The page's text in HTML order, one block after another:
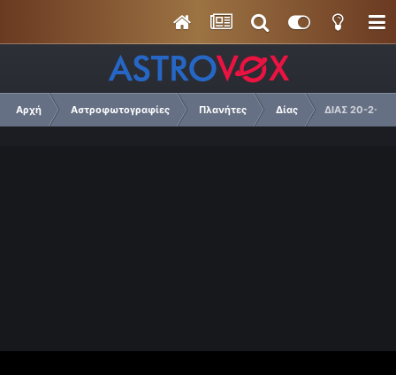
Αρχή Αστροφωτογραφίες Πλανήτες Δίας ΔΙΑΣ 20-2-